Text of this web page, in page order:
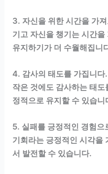
3. 자신을 위한 시간을 가
기고 자신을 챙기는 시간
유지하기가 더 수월해집니
4. 감사의 태도를 가집니
작은 것에도 감사하는 태
정적으로 유지할 수 있습니
5. 실패를 긍정적인 경험으
기회라는 긍정적인 시각을
서 발전할 수 있습니다.